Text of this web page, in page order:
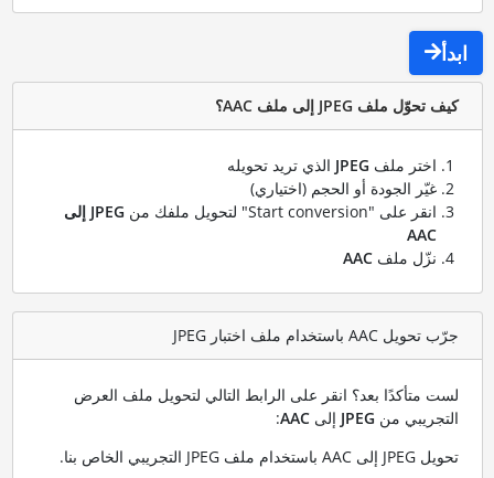
ابدأ
كيف تحوّل ملف JPEG إلى ملف AAC؟
اختر ملف JPEGالذي تريد تحويله
غيّر الجودة أو الحجم (اختياري)
انقر على "Start conversion" لتحويل ملفك من
JPEG إلى
AAC
نزّل ملف AAC
جرّب تحويل AAC باستخدام ملف اختبار JPEG
لست متأكدًا بعد؟ انقر على الرابط التالي لتحويل ملف العرض
التجريبي من JPEGإلى AAC
:
تحويل JPEG إلى AAC باستخدام ملف JPEG التجريبي الخاص بنا
.